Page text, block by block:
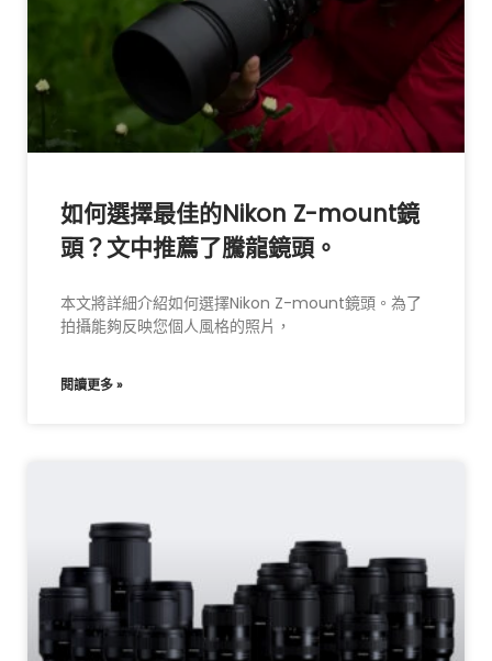
如何選擇最佳的Nikon Z-mount鏡
頭？文中推薦了騰龍鏡頭。
本文將詳細介紹如何選擇Nikon Z-mount鏡頭。為了
拍攝能夠反映您個人風格的照片，
閱讀更多 »